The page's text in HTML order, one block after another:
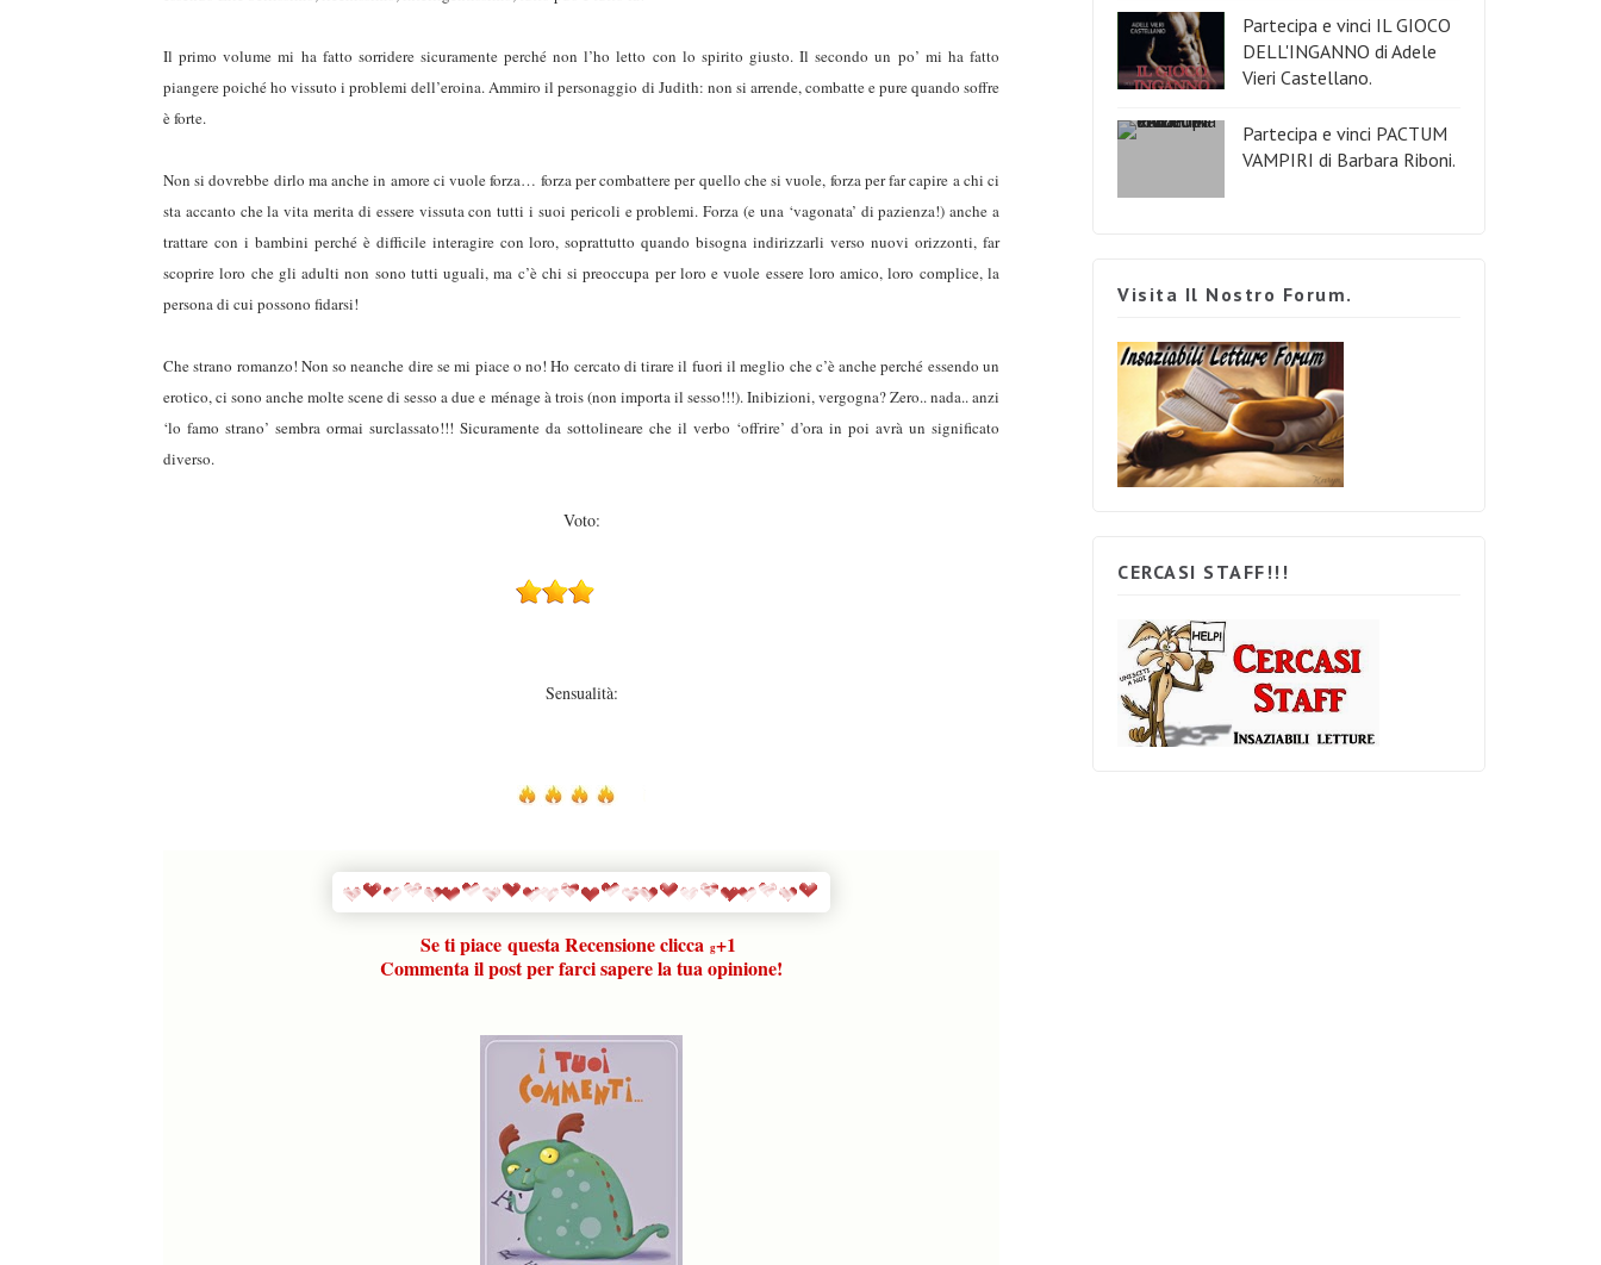
Il primo volume mi ha fatto sorridere sicuramente perché non l’ho letto con lo spirito giusto. Il secondo un po’ mi ha fatto
piangere poiché ho vissuto i problemi dell’eroina. Ammiro il personaggio di Judith: non si arrende, combatte e pure quando soffre
è forte.
Non si dovrebbe dirlo ma anche in amore ci vuole forza… forza per combattere per quello che si vuole, forza per far capire a chi ci
sta accanto che la vita merita di essere vissuta con tutti i suoi pericoli e problemi. Forza (e una ‘vagonata’ di pazienza!) anche a
trattare con i bambini perché è difficile interagire con loro, soprattutto quando bisogna indirizzarli verso nuovi orizzonti, far
scoprire loro che gli adulti non sono tutti uguali, ma c’è chi si preoccupa per loro e vuole essere loro amico, loro complice, la
persona di cui possono fidarsi!
Che strano romanzo! Non so neanche dire se mi piace o no! Ho cercato di tirare il fuori il meglio che c’è anche perché essendo un
erotico, ci sono anche molte scene di sesso a due e ménage à trois (non importa il sesso!!!). Inibizioni, vergogna? Zero.. nada.. anzi
‘lo famo strano’ sembra ormai surclassato!!! Sicuramente da sottolineare che il verbo ‘offrire’ d’ora in poi avrà un significato
diverso.
Voto:
Sensualità:
Se ti piace questa Recensioneclicca g+1
Commenta il post per farci sapere la tua opinione!
Partecipa e vinci IL GIOCO
DELL'INGANNO di Adele
Vieri Castellano.
Partecipa e vinci PACTUM
VAMPIRI di Barbara Riboni.
Visita Il Nostro Forum.
CERCASI STAFF!!!